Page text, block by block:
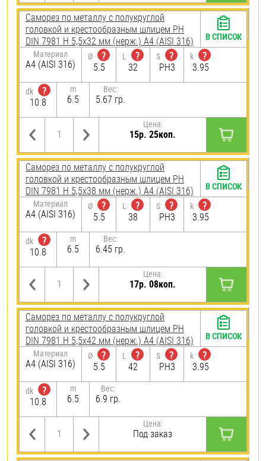
Саморез по металлу с полукруглой
головкой и крестообразным шлицем PH
DIN 7981 H 5,5х32 мм (нерж.) A4 (AISI 316)
Материал
A4 (AISI 316)
Ø
?
5.5
L
?
32
S
?
PH3
k
?
3.95
dk
?
10.8
m
6.5
Вес:
5.67 гр.
Цена:
15р. 25коп.
В СПИСОК
Саморез по металлу с полукруглой
головкой и крестообразным шлицем PH
DIN 7981 H 5,5х38 мм (нерж.) A4 (AISI 316)
Материал
A4 (AISI 316)
Ø
?
5.5
L
?
38
S
?
PH3
k
?
3.95
dk
?
10.8
m
6.5
Вес:
6.45 гр.
Цена:
17р. 08коп.
В СПИСОК
Саморез по металлу с полукруглой
головкой и крестообразным шлицем PH
DIN 7981 H 5,5х42 мм (нерж.) A4 (AISI 316)
Материал
A4 (AISI 316)
Ø
?
5.5
L
?
42
S
?
PH3
k
?
3.95
dk
?
10.8
m
6.5
Вес:
6.9 гр.
Цена:
Под заказ
В СПИСОК